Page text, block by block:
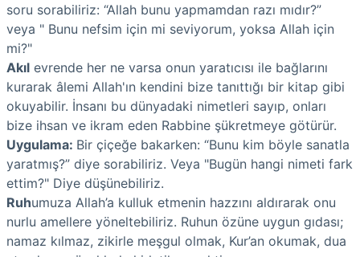
soru sorabiliriz: “Allah bunu yapmamdan razı mıdır?”
veya " Bunu nefsim için mi seviyorum, yoksa Allah için
mi?"
Akıl evrende her ne varsa onun yaratıcısı ile bağlarını
kurarak âlemi Allah'ın kendini bize tanıttığı bir kitap gibi
okuyabilir. İnsanı bu dünyadaki nimetleri sayıp, onları
bize ihsan ve ikram eden Rabbine şükretmeye götürür.
Uygulama: Bir çiçeğe bakarken: “Bunu kim böyle sanatla
yaratmış?” diye sorabiliriz. Veya "Bugün hangi nimeti fark
ettim?" Diye düşünebiliriz.
Ruhumuza Allah’a kulluk etmenin hazzını aldırarak onu
nurlu amellere yöneltebiliriz. Ruhun özüne uygun gıdası;
namaz kılmaz, zikirle meşgul olmak, Kur’an okumak, dua